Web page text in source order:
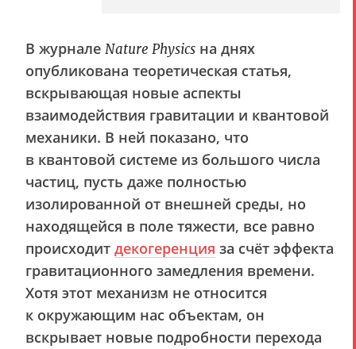
В журнале Nature Physics на днях
опубликована теоретическая статья,
вскрывающая новые аспекты
взаимодействия гравитации и квантовой
механики. В ней показано, что
в квантовой системе из большого числа
частиц, пусть даже полностью
изолированной от внешней среды, но
находящейся в поле тяжести, все равно
происходит декогеренция за счёт эффекта
гравитационного замедления времени.
Хотя этот механизм не относится
к окружающим нас объектам, он
вскрывает новые подробности перехода